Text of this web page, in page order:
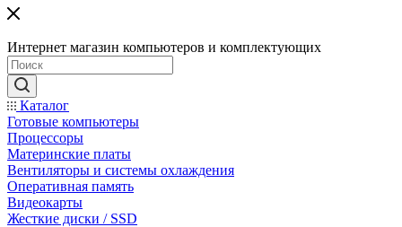
Интернет магазин компьютеров и комплектующих
Каталог
Готовые компьютеры
Процессоры
Материнские платы
Вентиляторы и системы охлаждения
Оперативная память
Видеокарты
Жесткие диски / SSD